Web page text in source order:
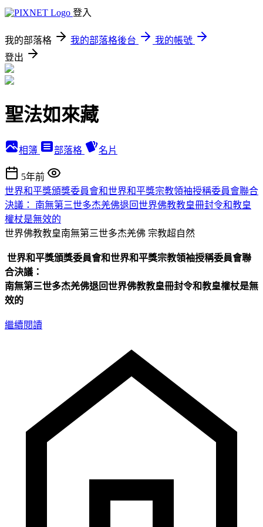
登入
我的部落格 我的部落格後台
我的帳號
登出
聖法如來藏
相簿 部落格 名片
5年前
世界和平獎頒獎委員會和世界和平獎宗教領袖授稱委員會聯合
決議： 南無第三世多杰羌佛退回世界佛教教皇冊封令和教皇
權杖是無效的
世界佛教教皇南無第三世多杰羌佛 宗教超自然
世界和平獎頒獎委員會和世界和平獎宗教領袖授稱委員會聯
合決議：
南無第三世多杰羌佛退回世界佛教教皇冊封令和教皇權杖是無
效的
繼續閱讀